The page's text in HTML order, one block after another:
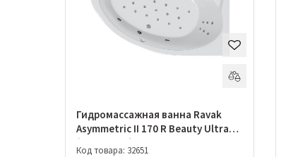
Гидромассажная ванна Ravak
Asymmetric II 170 R Beauty Ultra
(GMSR0991)
Код товара: 32651